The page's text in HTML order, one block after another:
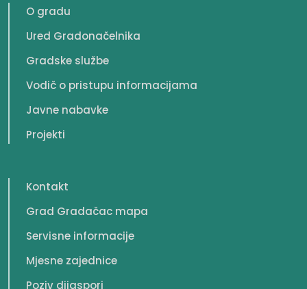
O gradu
Ured Gradonačelnika
Gradske službe
Vodič o pristupu informacijama
Javne nabavke
Projekti
Kontakt
Grad Gradačac mapa
Servisne informacije
Mjesne zajednice
Poziv dijaspori